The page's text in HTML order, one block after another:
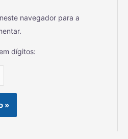
navegador para a
dígitos: